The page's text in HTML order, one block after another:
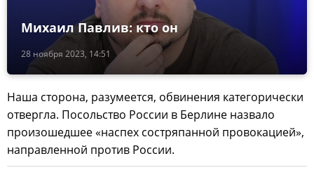
28 ноября 2023, 14:51
Михаил Павлив: кто он
Наша сторона, разумеется, обвинения категорически
отвергла. Посольство России в Берлине назвало
произошедшее «наспех состряпанной провокацией»,
направленной против России.